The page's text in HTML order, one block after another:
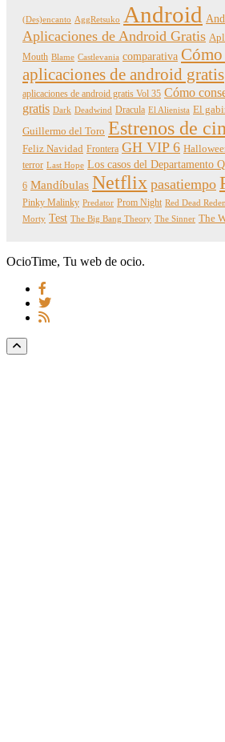
(Des)encanto AggRetsuko Android
Aplicaciones de Android Gratis
Mouth Blame Castlevania comparativa
aplicaciones de android gratis
aplicaciones de android gratis Vol 35 Cómo
gratis Dark Deadwind Dracula El Alienista El
Guillermo del Toro Estrenos de
Feliz Navidad Frontera GH VIP 6
terror Last Hope Los casos del Departamento Q
6 Mandíbulas Netflix pasatiempo
Pinky Malinky Predator Prom Night Red Dead
Morty Test The Big Bang Theory The Sinner The
OcioTime, Tu web de ocio.